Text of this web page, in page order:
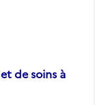
de soins à